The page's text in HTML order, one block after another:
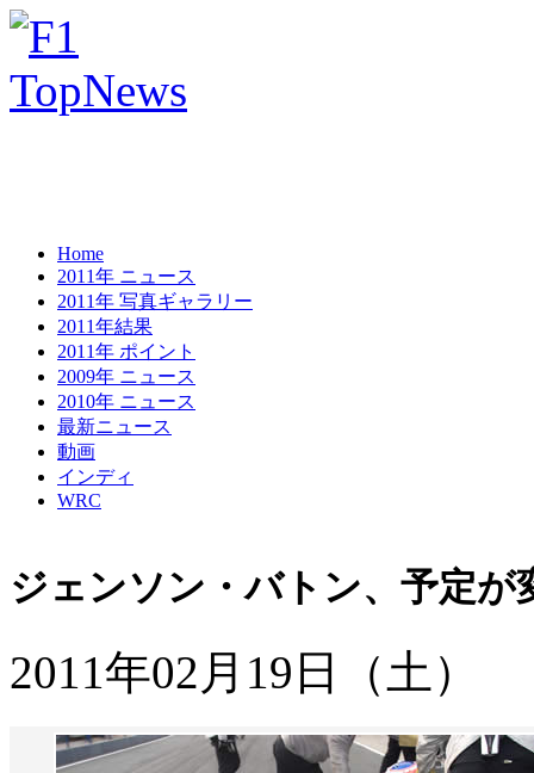
Home
2011年 ニュース
2011年 写真ギャラリー
2011年結果
2011年 ポイント
2009年 ニュース
2010年 ニュース
最新ニュース
動画
インディ
WRC
ジェンソン・バトン、予定
2011年02月19日（土）